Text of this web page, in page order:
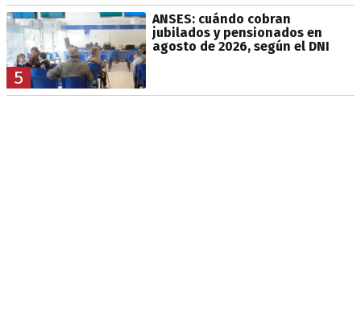
5
ANSES: cuándo cobran
jubilados y pensionados en
agosto de 2026, según el DNI